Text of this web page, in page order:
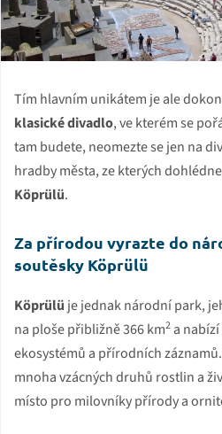
Tím hlavním unikátem je ale
klasické divadlo, ve kterém se
tam budete, neomezte se jen na
hradby města, ze kterých
Köprülü.
Za přírodou vyrazte do
soutěsky Köprülü
Köprülü je jednak národní park,
na ploše přibližně 366 km2 a
ekosystémů a přírodních
mnoha vzácných druhů rostlin a
místo pro milovníky přírody a